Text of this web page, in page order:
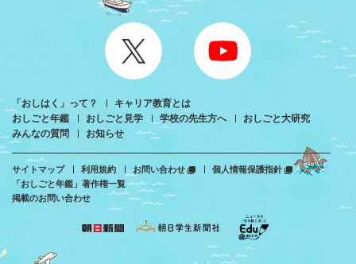
「おしはく」って？
キャリア教育とは
おしごと年鑑
おしごと見学 学校の先生方へ
おしごと大研究
みんなの質問
お知らせ
サイトマップ 利用規約 お問い合わせ
個人情報保護指針
「おしごと年鑑」著作権一覧
掲載のお問い合わせ